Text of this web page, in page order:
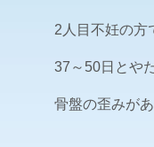
2人目不妊の
37～50日とや
骨盤の歪みが